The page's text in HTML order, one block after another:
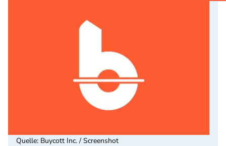
Quelle: Buycott Inc. / Screenshot